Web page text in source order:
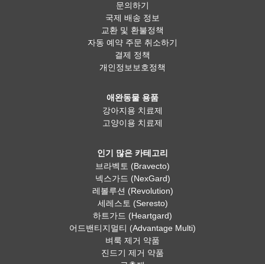
문의하기
국제 배송 정보
교환 및 환불정책
자동 예약 주문 취소하기
결제 정책
개인정보보호정책
애완동물 용품
강아지용 치료제
고양이용 치료제
인기 많은 카테고리
브라벡토 (Bravecto)
넥스가드 (NexGard)
레볼루션 (Revolution)
세레스토 (Seresto)
하트가드 (Heartgard)
어드밴티지멀티 (Advantage Multi)
벼룩 제거 약품
진드기 제거 약품